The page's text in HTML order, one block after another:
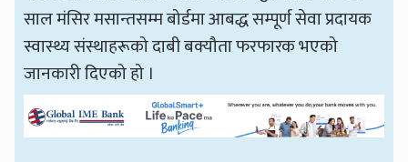
साल मंसिर मसान्तसम्म बोर्डमा आबद्ध सम्पूर्ण सेवा प्रदायक
स्वास्थ्य संस्थाहरूको दाबी बक्यौता फरफारक भएको
जानकारी दिएको हो ।